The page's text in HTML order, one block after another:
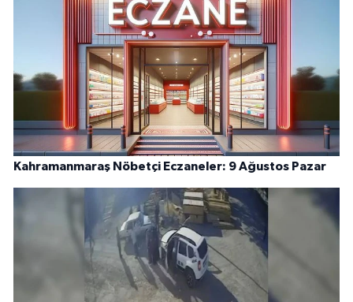
Kahramanmaraş Nöbetçi Eczaneler: 9 Ağustos Pazar